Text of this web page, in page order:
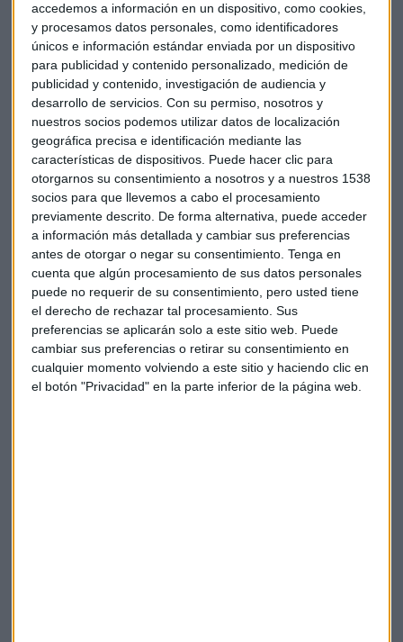
accedemos a información en un dispositivo, como cookies,
y procesamos datos personales, como identificadores
únicos e información estándar enviada por un dispositivo
para publicidad y contenido personalizado, medición de
publicidad y contenido, investigación de audiencia y
desarrollo de servicios. Con su permiso, nosotros y
nuestros socios podemos utilizar datos de localización
geográfica precisa e identificación mediante las
características de dispositivos. Puede hacer clic para
otorgarnos su consentimiento a nosotros y a nuestros 1538
socios para que llevemos a cabo el procesamiento
previamente descrito. De forma alternativa, puede acceder
a información más detallada y cambiar sus preferencias
antes de otorgar o negar su consentimiento. Tenga en
cuenta que algún procesamiento de sus datos personales
puede no requerir de su consentimiento, pero usted tiene
el derecho de rechazar tal procesamiento. Sus
preferencias se aplicarán solo a este sitio web. Puede
cambiar sus preferencias o retirar su consentimiento en
cualquier momento volviendo a este sitio y haciendo clic en
el botón "Privacidad" en la parte inferior de la página web.
Subidas de 50pb de la FED, ¿solución a los
'precios de la guerra'?
Al toque de campana analizamos la situación del
mercado estadounidense con Rafael Ojeda, analista
de fondos en Fortage Fund
Capital Radio / / 2022-03-18
Maratón diplomático de Joe Biden en Bruselas: OTAN,
Consejo Europeo y G7. Aprimera hora de la mañana en la
OTAN discutía con Jens Stoltenberg y los aliados atlánticos
la posibilidad de que el uso de armas nucleares cambie el
devenir de la guerra en Ucrania. De la mano de los líderes del
G7 ha discutido nuevas sanciones a las importaciones
energéticas que también valora imponer con el resto de
socios de la Unión Europea en una cita del Consejo
destinada a aclarar posiciones sobre el conflicto.
Al tiempo, el presidente, Joe Biden,sancionará a más de
300 oligarcas rusos y bloqueará el oro del banco
central, según cuenta la CNBCde fuentes de la